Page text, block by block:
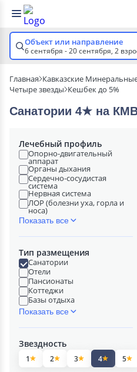
Объект или направление
6 сентября - 20 сентября, 2
Главная Кавказские
Четыре звезды Кешбек до 5%
Санатории 4★ на
Лечебный профиль
Опорно-двигательный
аппарат
Органы дыхания
Сердечно-сосудистая
система
Нервная система
ЛОР (болезни уха, горла и
носа)
Показать все
Тип размещения
Санатории
Отели
Пансионаты
Коттеджи
Базы отдыха
Показать все
Звездность
1 2 3 4 5